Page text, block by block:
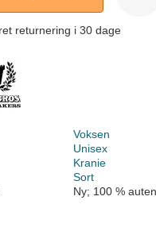
returnering i 30 dage
Voksen
Unisex
Kranie
Sort
Ny; 100 %